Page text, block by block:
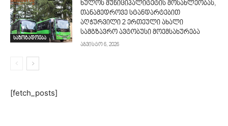
საზოგადოება
ხულოს მუნიციპალიტეტის მოსახლეობას,
თანამედროვე სტანდარტებით
აღჭურვილი 2 ერთეული ახალი
სამგზავრო ავტობუსი მოემსახურება
აგვისტო 6, 2026
[fetch_posts]